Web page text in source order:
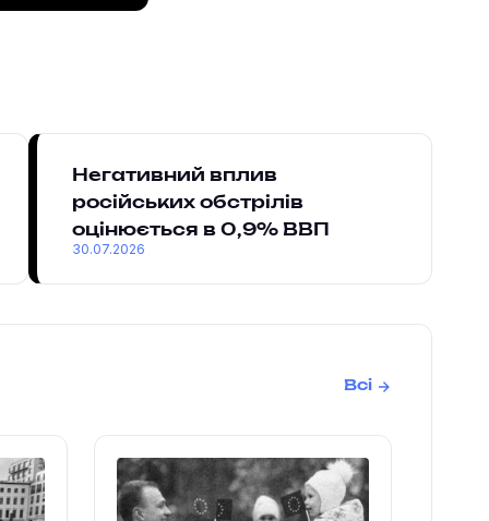
Негативний вплив
російських обстрілів
оцінюється в 0,9% ВВП
30.07.2026
Всі